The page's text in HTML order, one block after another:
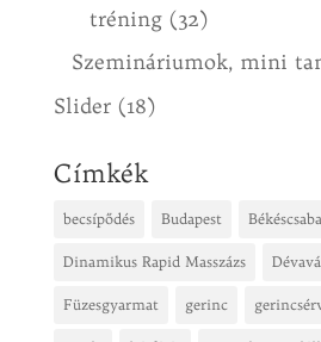
tréning(32)
Szemináriumok, mini
Slider(18)
Címkék
becsípődés Budapest Békéscsaba
Dinamikus Rapid Masszázs
Füzesgyarmat gerinc